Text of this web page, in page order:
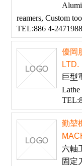
reamers, Custom
TEL:886 4-
優岡
LTD.
巨型
Lathe
勤堃
六軸
固定